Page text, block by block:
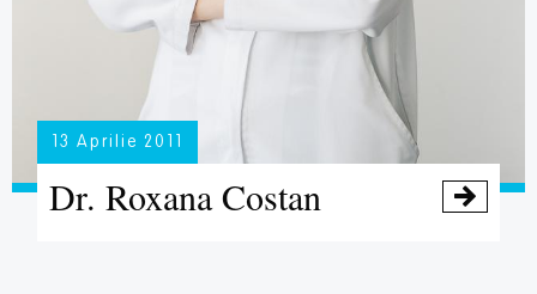
13 Aprilie 2011

Dr. Roxana Costan